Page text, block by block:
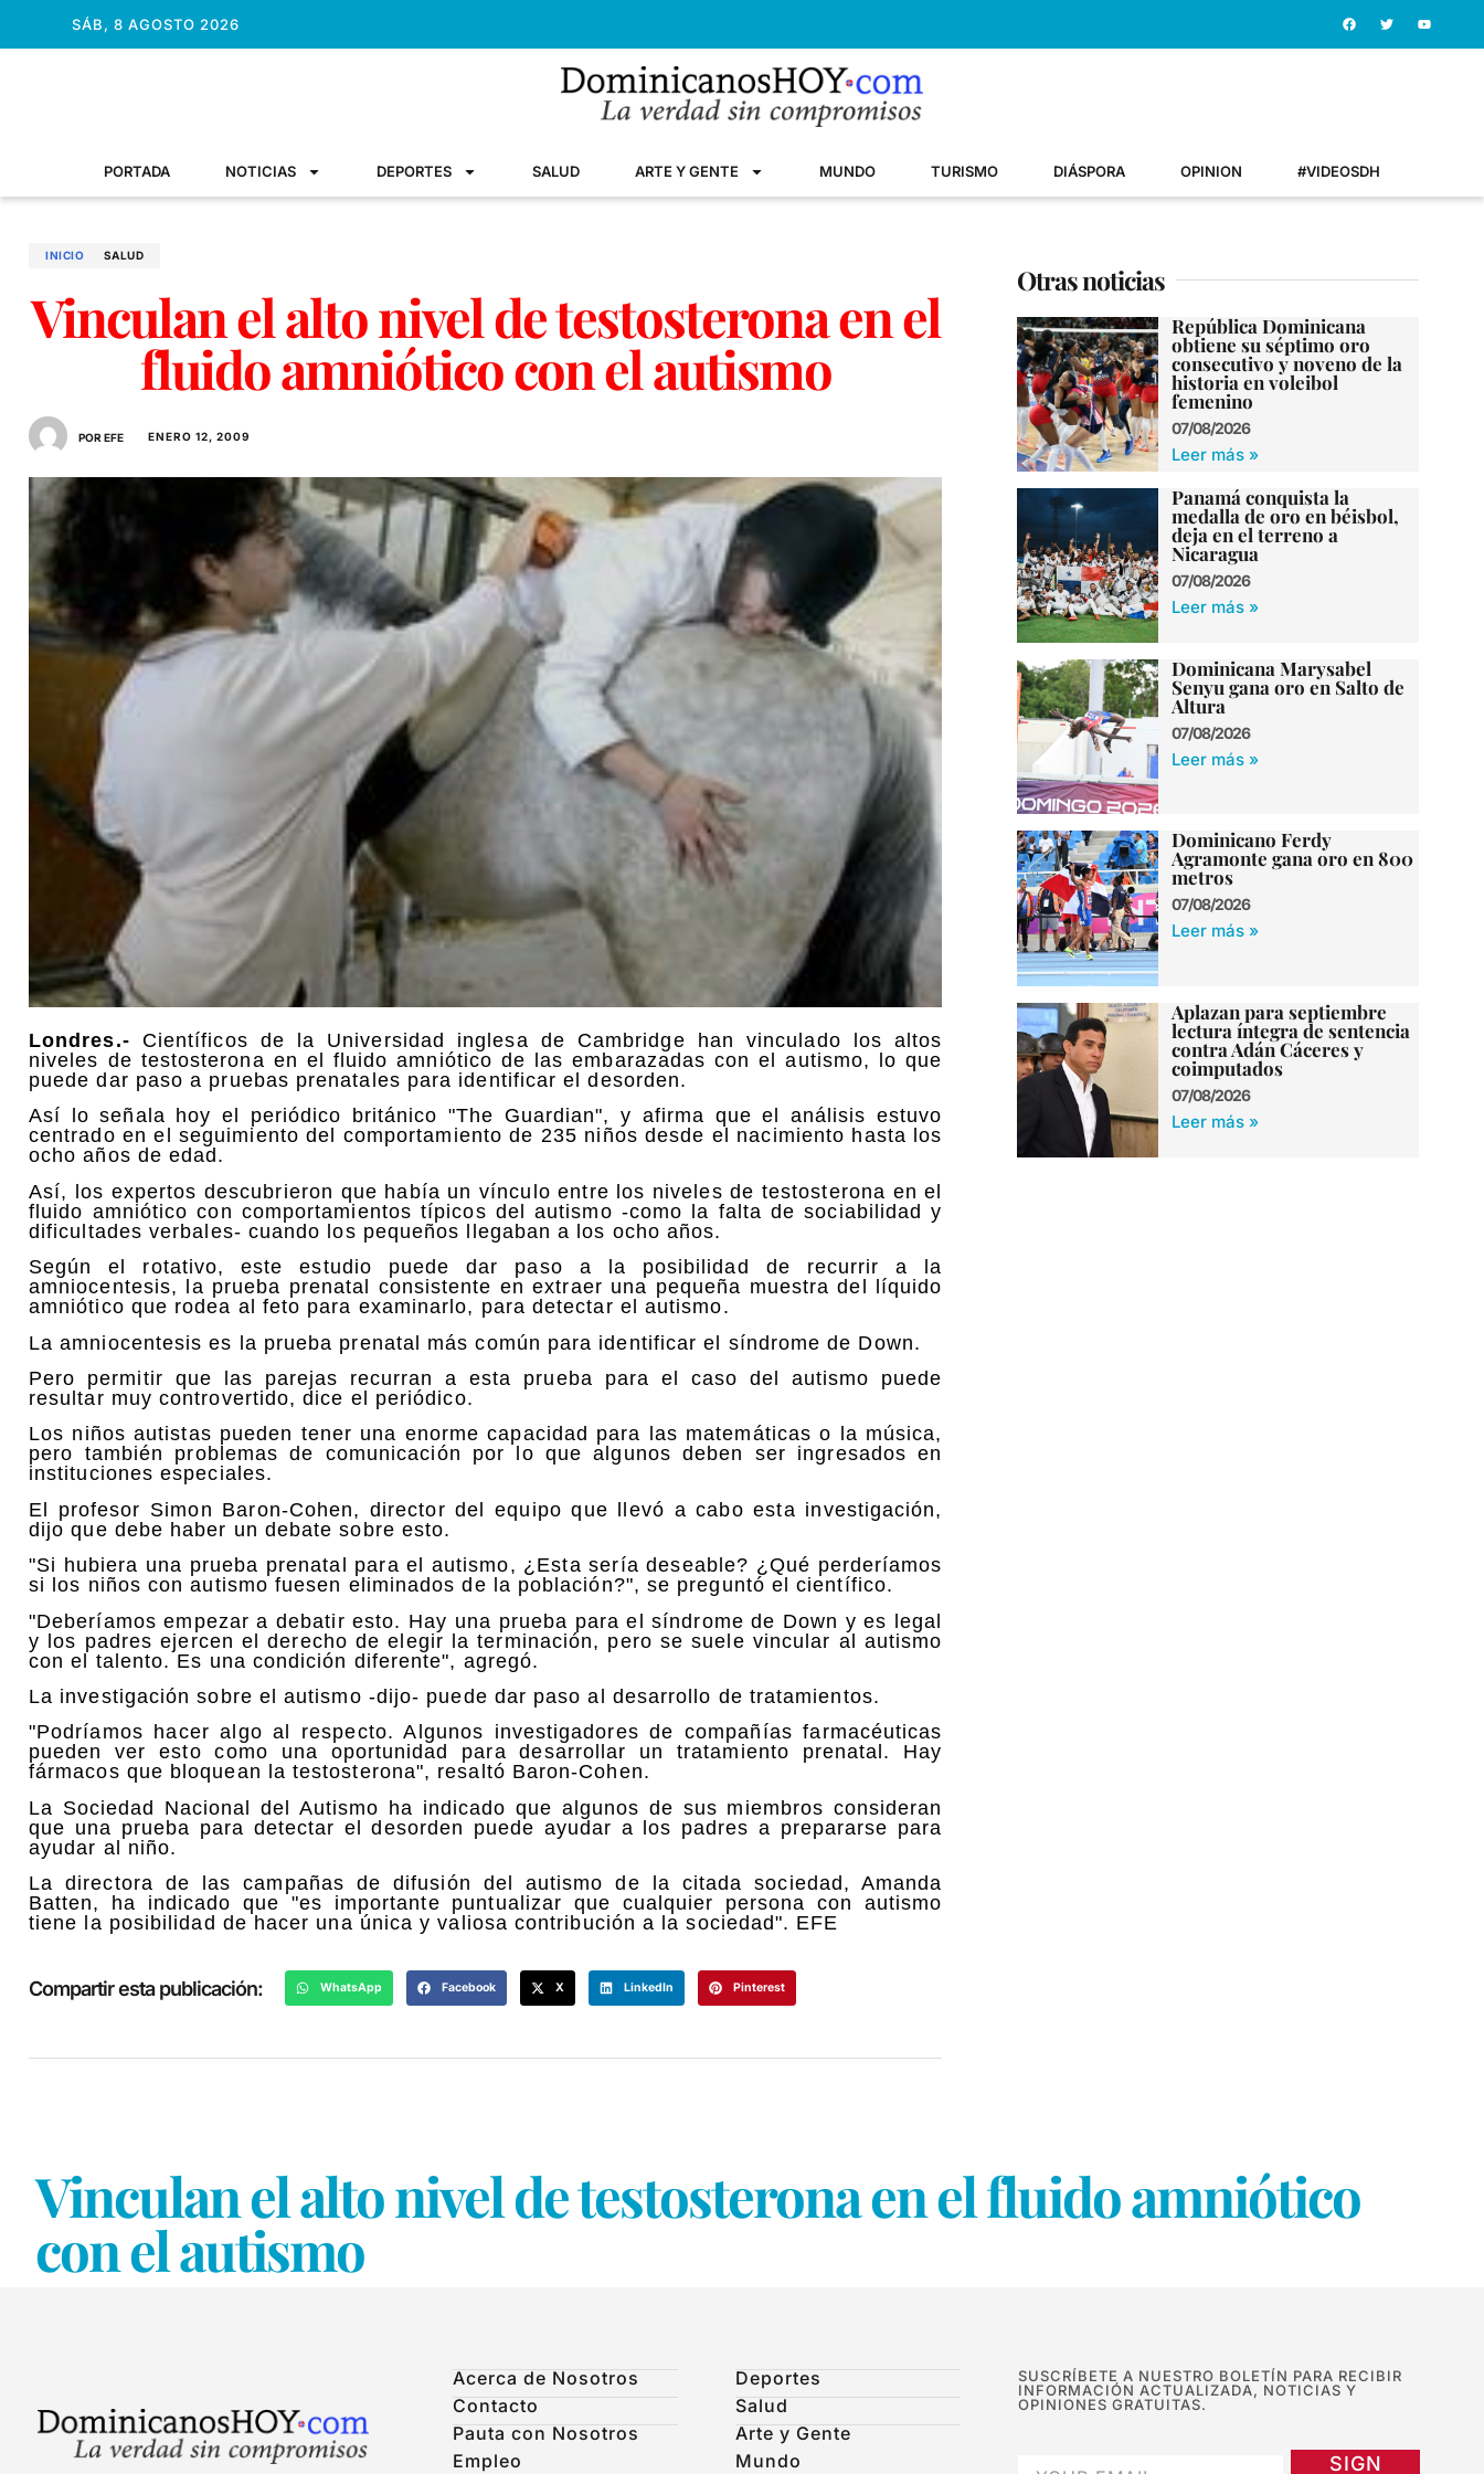
SÁB, 8 AGOSTO 2026
PORTADA NOTICIAS DEPORTES SALUD ARTE Y GENTE MUNDO TURISMO DIÁSPORA OPINION #VIDEOSDH
INICIO SALUD
Vinculan el alto nivel de testosterona en el
fluido amniótico con el autismo
POR EFE ENERO 12, 2009
Londres.- Científicos de la Universidad inglesa de Cambridge han vinculado los altos
niveles de testosterona en el fluido amniótico de las embarazadas con el autismo, lo que
puede dar paso a pruebas prenatales para identificar el desorden.
Así lo señala hoy el periódico británico "The Guardian", y afirma que el análisis estuvo
centrado en el seguimiento del comportamiento de 235 niños desde el nacimiento hasta los
ocho años de edad.
Así, los expertos descubrieron que había un vínculo entre los niveles de testosterona en el
fluido amniótico con comportamientos típicos del autismo -como la falta de sociabilidad y
dificultades verbales- cuando los pequeños llegaban a los ocho años.
Según el rotativo, este estudio puede dar paso a la posibilidad de recurrir a la
amniocentesis, la prueba prenatal consistente en extraer una pequeña muestra del líquido
amniótico que rodea al feto para examinarlo, para detectar el autismo.
La amniocentesis es la prueba prenatal más común para identificar el síndrome de Down.
Pero permitir que las parejas recurran a esta prueba para el caso del autismo puede
resultar muy controvertido, dice el periódico.
Los niños autistas pueden tener una enorme capacidad para las matemáticas o la música,
pero también problemas de comunicación por lo que algunos deben ser ingresados en
instituciones especiales.
El profesor Simon Baron-Cohen, director del equipo que llevó a cabo esta investigación,
dijo que debe haber un debate sobre esto.
"Si hubiera una prueba prenatal para el autismo, ¿Esta sería deseable? ¿Qué perderíamos
si los niños con autismo fuesen eliminados de la población?", se preguntó el científico.
"Deberíamos empezar a debatir esto. Hay una prueba para el síndrome de Down y es legal
y los padres ejercen el derecho de elegir la terminación, pero se suele vincular al autismo
con el talento. Es una condición diferente", agregó.
La investigación sobre el autismo -dijo- puede dar paso al desarrollo de tratamientos.
"Podríamos hacer algo al respecto. Algunos investigadores de compañías farmacéuticas
pueden ver esto como una oportunidad para desarrollar un tratamiento prenatal. Hay
fármacos que bloquean la testosterona", resaltó Baron-Cohen.
La Sociedad Nacional del Autismo ha indicado que algunos de sus miembros consideran
que una prueba para detectar el desorden puede ayudar a los padres a prepararse para
ayudar al niño.
La directora de las campañas de difusión del autismo de la citada sociedad, Amanda
Batten, ha indicado que "es importante puntualizar que cualquier persona con autismo
tiene la posibilidad de hacer una única y valiosa contribución a la sociedad". EFE
Compartir esta publicación: WhatsApp Facebook X LinkedIn Pinterest
Otras noticias
República Dominicana
obtiene su séptimo oro
consecutivo y noveno de la
historia en voleibol
femenino
07/08/2026
Leer más »
Panamá conquista la
medalla de oro en béisbol,
deja en el terreno a
Nicaragua
07/08/2026
Leer más »
Dominicana Marysabel
Senyu gana oro en Salto de
Altura
07/08/2026
Leer más »
Dominicano Ferdy
Agramonte gana oro en 800
metros
07/08/2026
Leer más »
Aplazan para septiembre
lectura íntegra de sentencia
contra Adán Cáceres y
coimputados
07/08/2026
Leer más »
Vinculan el alto nivel de testosterona en el fluido amniótico
con el autismo
Acerca de Nosotros
Contacto
Pauta con Nosotros
Empleo
Deportes
Salud
Arte y Gente
Mundo
SUSCRÍBETE A NUESTRO BOLETÍN PARA RECIBIR
INFORMACIÓN ACTUALIZADA, NOTICIAS Y
OPINIONES GRATUITAS.
SIGN